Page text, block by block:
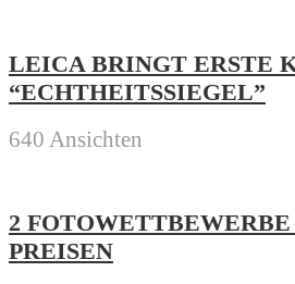
LEICA BRINGT ERSTE
“ECHTHEITSSIEGEL”
640 Ansichten
2
PREISEN